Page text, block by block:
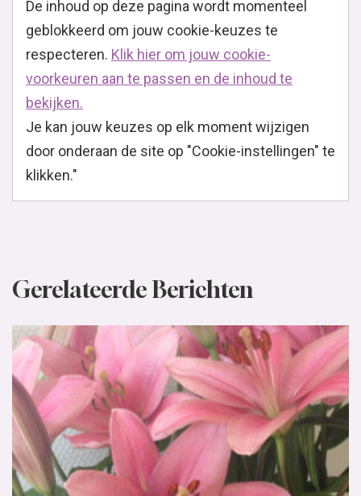
De inhoud op deze pagina wordt momenteel
geblokkeerd om jouw cookie-keuzes te
respecteren. Klik hier om jouw cookie-
voorkeuren aan te passen en de inhoud te
bekijken.
Je kan jouw keuzes op elk moment wijzigen
door onderaan de site op "Cookie-instellingen" te
klikken."
Gerelateerde Berichten